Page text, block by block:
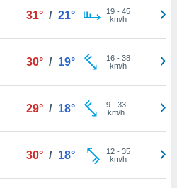
31° / 21° 19- 45
km/h
30° / 19° 16- 38
km/h
29° / 18° 9- 33
km/h
30° / 18° 12- 35
km/h